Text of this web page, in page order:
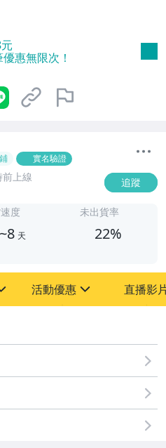
元
惠無限次！
實名驗證
前上線 追蹤
度
天
未出貨率
22%
活動優惠 直播影